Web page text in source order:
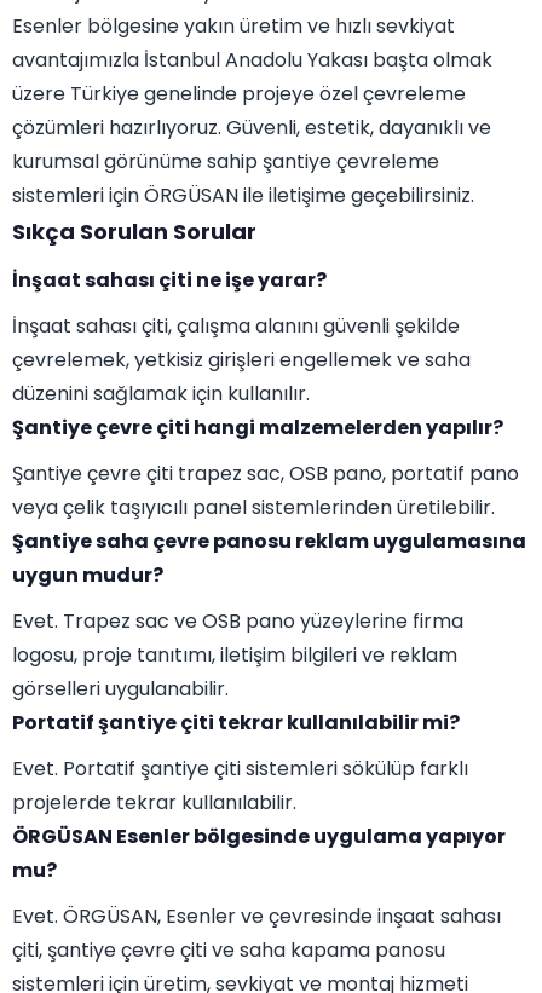
Esenler bölgesine yakın üretim ve hızlı sevkiyat
avantajımızla İstanbul Anadolu Yakası başta olmak
üzere Türkiye genelinde projeye özel çevreleme
çözümleri hazırlıyoruz. Güvenli, estetik, dayanıklı ve
kurumsal görünüme sahip şantiye çevreleme
sistemleri için ÖRGÜSAN ile iletişime geçebilirsiniz.
Sıkça Sorulan Sorular
İnşaat sahası çiti ne işe yarar?
İnşaat sahası çiti, çalışma alanını güvenli şekilde
çevrelemek, yetkisiz girişleri engellemek ve saha
düzenini sağlamak için kullanılır.
Şantiye çevre çiti hangi malzemelerden yapılır?
Şantiye çevre çiti trapez sac, OSB pano, portatif pano
veya çelik taşıyıcılı panel sistemlerinden üretilebilir.
Şantiye saha çevre panosu reklam uygulamasına
uygun mudur?
Evet. Trapez sac ve OSB pano yüzeylerine firma
logosu, proje tanıtımı, iletişim bilgileri ve reklam
görselleri uygulanabilir.
Portatif şantiye çiti tekrar kullanılabilir mi?
Evet. Portatif şantiye çiti sistemleri sökülüp farklı
projelerde tekrar kullanılabilir.
ÖRGÜSAN Esenler bölgesinde uygulama yapıyor
mu?
Evet. ÖRGÜSAN, Esenler ve çevresinde inşaat sahası
çiti, şantiye çevre çiti ve saha kapama panosu
sistemleri için üretim, sevkiyat ve montaj hizmeti